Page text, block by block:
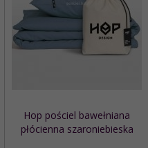
Hop pościel bawełniana
płócienna szaroniebieska